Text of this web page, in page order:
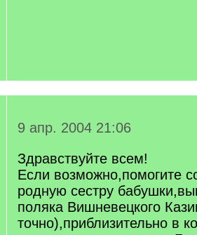
9 апр. 2004 21:06
Здравствуйте всем!
Если возможно,помогите
родную сестру
поляка Вишневецкого
точно),приблизительно в